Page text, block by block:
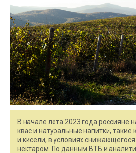
В начале лета 2023 года россияне
квас и натуральные напитки, такие
и кисели, в условиях снижающегося
нектаром. По данным ВТБ и